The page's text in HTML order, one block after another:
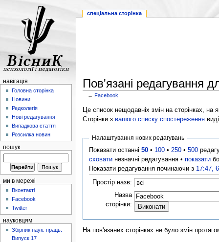
Пов'язані редагування
←Facebook
Це список нещодавніх змін на сторінках, на
Сторінки з вашого списку спостереження
Налаштування нових редагувань
Показати останні50 • 100 • 250 •500
сховати незначні редагування •показати
Показати редагування починаючи з 17:47,
Простір назв:
Назва
сторінки:
На пов'язаних сторінках не було змін
спеціальна сторінка
навігація
Головна сторінка
Новини
Редколегія
Нові редагування
Випадкова стаття
Розсилка новин
пошук
ми в мережі
Вконтакті
Facebook
Twitter
науковцям
Збірник наук. праць. -
Випуск 17